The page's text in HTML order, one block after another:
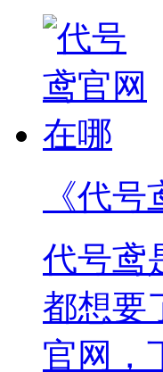
《代
代号鸢
都想要
官网，